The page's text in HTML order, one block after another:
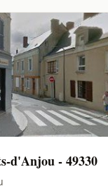
d'Anjou - 49330